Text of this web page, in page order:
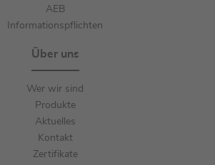
AEB
Informationspflichten
Über uns
Wer wir sind
Produkte
Aktuelles
Kontakt
Zertifikate